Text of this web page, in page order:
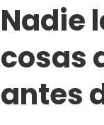
Nadie
cosas
antes